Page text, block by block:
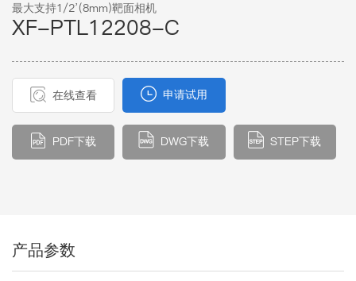
最大支持1/2’(8mm)靶面相机
XF-PTL12208-C
在线查看 申请试用
PDF下载 DWG下载 STEP下载
产品参数